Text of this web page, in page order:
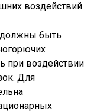
воздействий.
должны быть
при воздействии
Для